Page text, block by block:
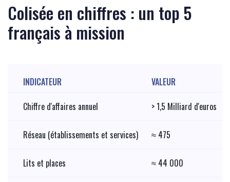
Colisée en chiffres : un top 5
français à mission
INDICATEUR
VALEUR
Chiffre d'affaires annuel
> 1,5 Milliard d'euros
Réseau (établissements et services) ≈ 475
Lits et places ≈ 44 000